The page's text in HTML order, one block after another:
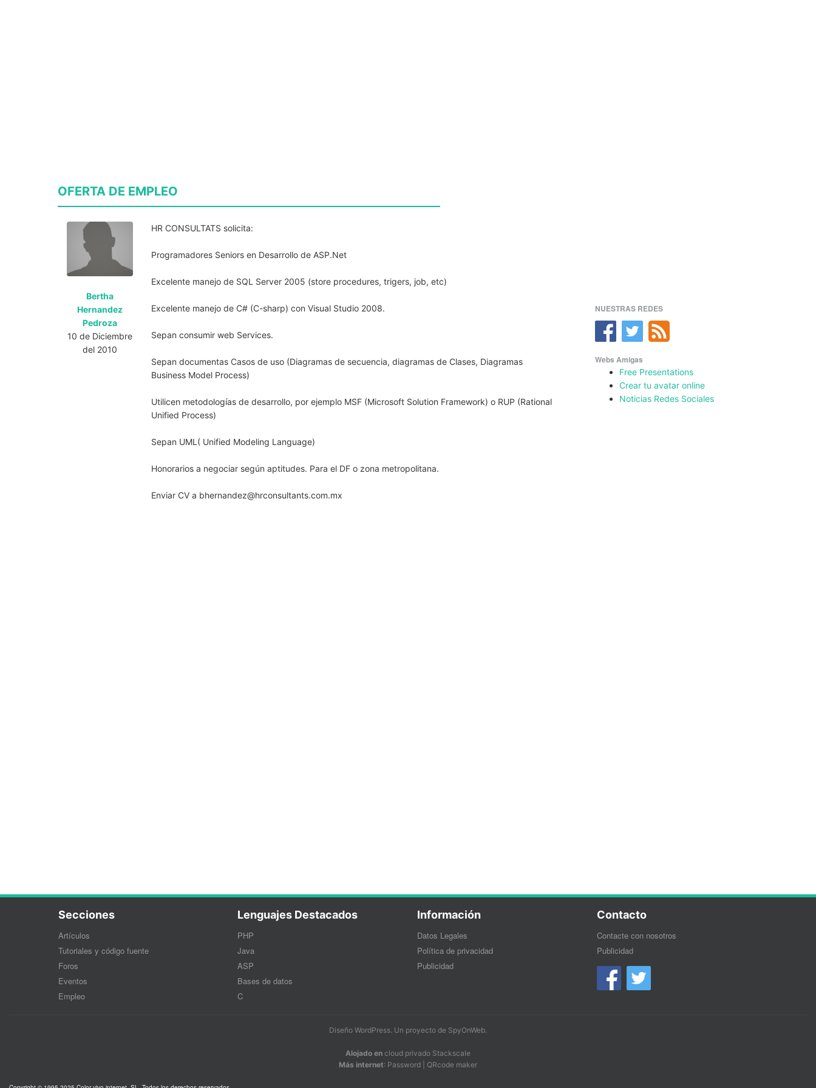
OFERTA DE EMPLEO
Bertha
Hernandez
Pedroza
10 de Diciembre
del 2010
HR CONSULTATS solicita:
Programadores Seniors en Desarrollo de ASP.Net
Excelente manejo de SQL Server 2005 (store procedures, trigers, job, etc)
Excelente manejo de C# (C-sharp) con Visual Studio 2008.
Sepan consumir web Services.
Sepan documentas Casos de uso (Diagramas de secuencia, diagramas de Clases, Diagramas
Business Model Process)
Utilicen metodologías de desarrollo, por ejemplo MSF (Microsoft Solution Framework) o RUP (Rational
Unified Process)
Sepan UML( Unified Modeling Language)
Honorarios a negociar según aptitudes. Para el DF o zona metropolitana.
Enviar CV a bhernandez@hrconsultants.com.mx
NUESTRAS REDES
Webs Amigas
Free Presentations
Crear tu avatar online
Noticias Redes Sociales
Secciones
Artículos
Tutoriales y código fuente
Foros
Eventos
Empleo
Lenguajes Destacados
PHP
Java
ASP
Bases de datos
C
Información
Datos Legales
Política de privacidad
Publicidad
Contacto
Contacte con nosotros
Publicidad
Diseño WordPress. Un proyecto de SpyOnWeb.
Alojado en cloud privado Stackscale
Más internet: Password QRcode maker